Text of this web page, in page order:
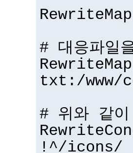
# 대응파일
txt:/www/
# 위와 같
!^/icons/